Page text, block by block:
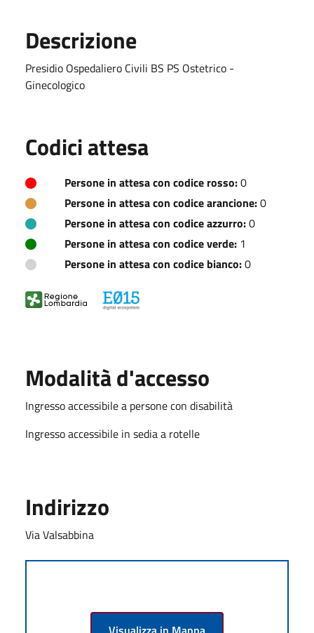
Descrizione
Presidio Ospedaliero Civili BS PS Ostetrico -
Ginecologico
Codici attesa
Persone in attesa con codice rosso:0
Persone in attesa con codice arancione:0
Persone in attesa con codice azzurro:0
Persone in attesa con codice verde: 1
Persone in attesa con codice bianco:0
Modalità d'accesso
Ingresso accessibile a persone con disabilità
Ingresso accessibile in sedia a rotelle
Indirizzo
Via Valsabbina